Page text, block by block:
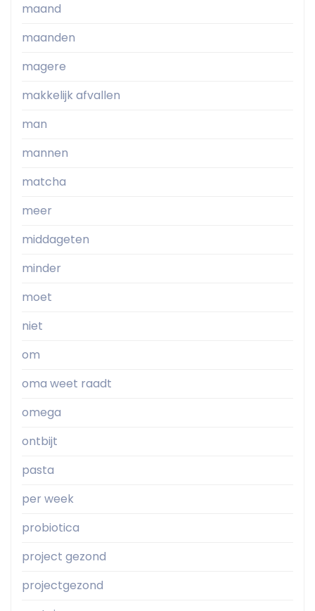
maand
maanden
magere
makkelijk afvallen
man
mannen
matcha
meer
middageten
minder
moet
niet
om
oma weet raadt
omega
ontbijt
pasta
per week
probiotica
project gezond
projectgezond